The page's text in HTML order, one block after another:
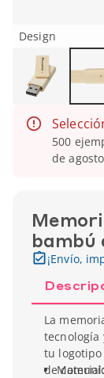
Design
500
de
bambú
¡Envío,
La
tecnología
tu
de